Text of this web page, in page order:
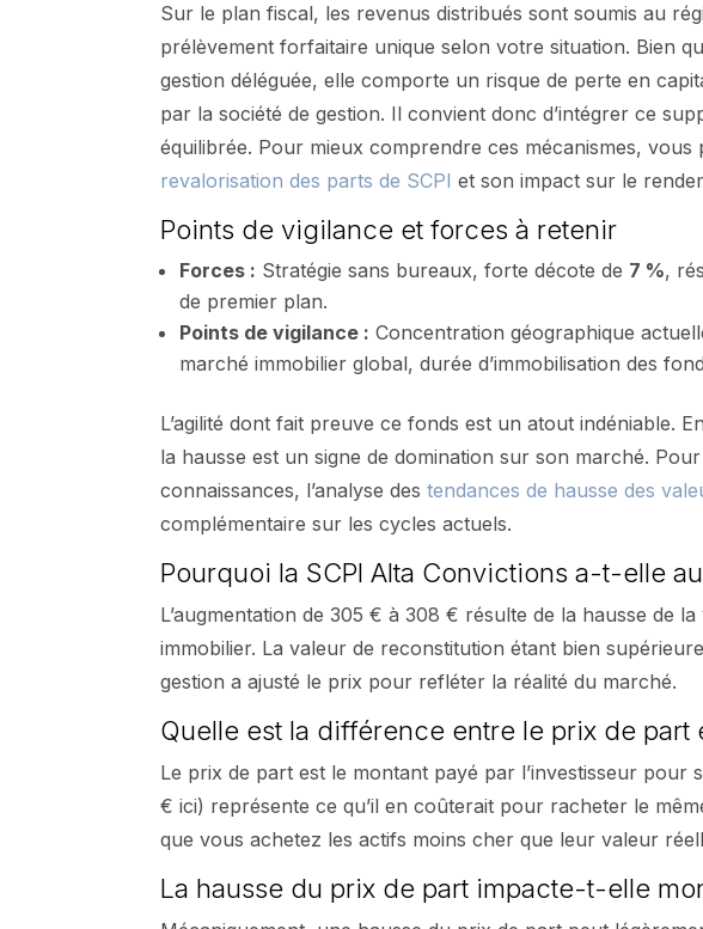
Sur le plan fiscal, les revenus distribués sont soumis au
prélèvement forfaitaire unique selon votre situation. Bien
gestion déléguée, elle comporte un risque de perte en
par la société de gestion. Il convient donc d’intégrer ce
équilibrée. Pour mieux comprendre ces mécanismes,
revalorisation des parts de SCPI et son impact sur le
Points de vigilance et forces à retenir
Forces : Stratégie sans bureaux, forte décote de 7 %,
de premier plan.
Points de vigilance : Concentration géographique
marché immobilier global, durée d’immobilisation des
L’agilité dont fait preuve ce fonds est un atout indéniable.
la hausse est un signe de domination sur son marché.
connaissances, l’analyse destendances de hausse des
complémentaire sur les cycles actuels.
Pourquoi la SCPI Alta Convictions a-t-elle
L’augmentation de 305 € à 308 € résulte de la hausse de
immobilier. La valeur de reconstitution étant bien
gestion a ajusté le prix pour refléter la réalité du marché.
Quelle est la différence entre le prix de part
Le prix de part est le montant payé par l’investisseur pour
€ ici) représente ce qu’il en coûterait pour racheter le
que vous achetez les actifs moins cher que leur valeur
La hausse du prix de part impacte-t-elle